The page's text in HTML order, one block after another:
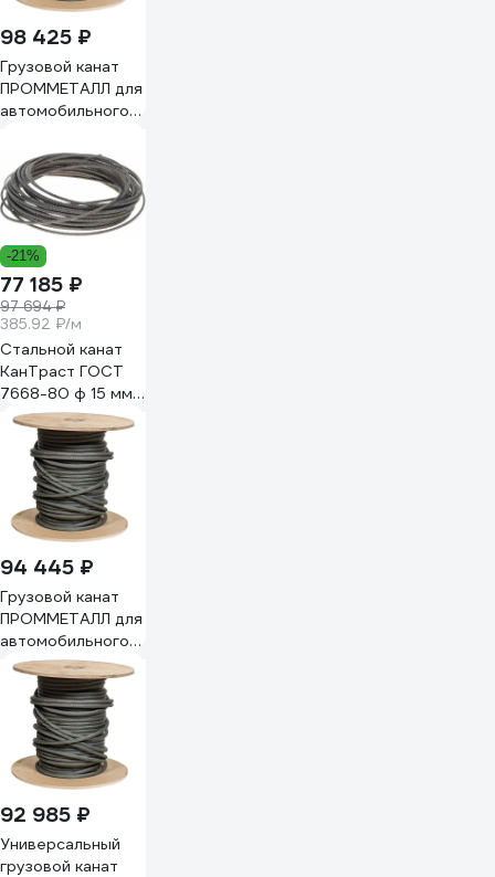
98 425 ₽
Грузовой канат
ПРОММЕТАЛЛ для
автомобильного
КС-55733 на 32 т,
6x19+1 о.с., 16.5 мм,
185 м
ТрКрЧеляб3216.518533
-21%
77 185 ₽
97 694 ₽
385.92 ₽/м
Стальной канат
КанТраст ГОСТ
7668-80 ф 15 мм
200 м, артикул
152007668
94 445 ₽
Грузовой канат
ПРОММЕТАЛЛ для
автомобильного
крана Ивановец
КС-65740 на 40 т,
6x19+1 о.с., 15 мм,
200 м
ТрКрИван401520040
92 985 ₽
Универсальный
грузовой канат